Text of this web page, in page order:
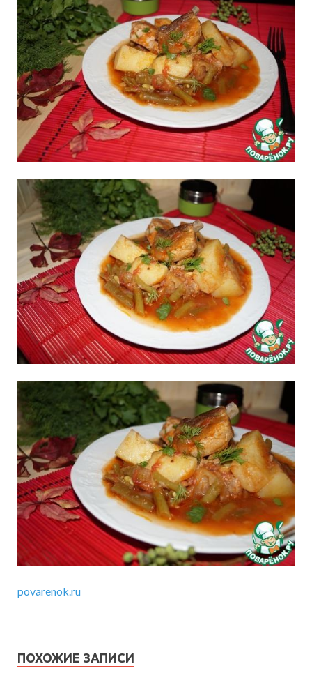
povarenok.ru
ПОХОЖИЕ ЗАПИСИ